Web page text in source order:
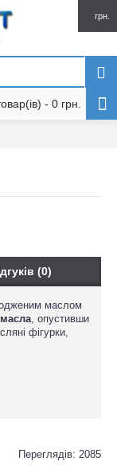
грн.
- 0 грн.
(0)
маслом
, опустивши
фігурки,
Переглядів: 2085